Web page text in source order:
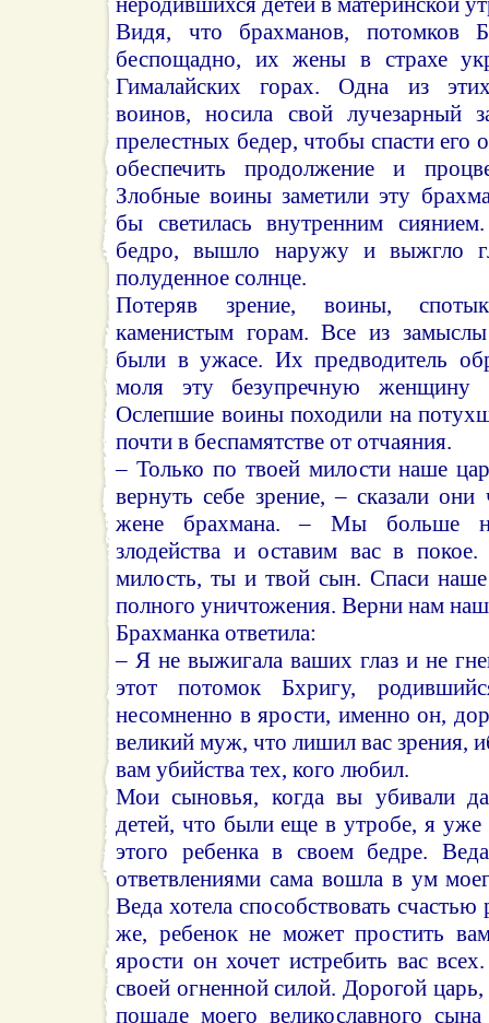
Видя, что брахманов, потомков
беспощадно, их жены в страхе
Гималайских горах. Одна из
воинов, носила свой лучезарный
прелестных бедер, чтобы спасти его
обеспечить продолжение и
Злобные воины заметили эту
бы светилась внутренним
бедро, вышло наружу и выжгло
полуденное солнце.
Потеряв зрение, воины,
каменистым горам. Все из
были в ужасе. Их предводитель
моля эту безупречную женщину
Ослепшие воины походили на
почти в беспамятстве от отчаяния.
– Только по твоей милости наше
вернуть себе зрение, – сказали
жене брахмана. – Мы больше
злодейства и оставим вас в
милость, ты и твой сын. Спаси наше
полного уничтожения. Верни нам
Брахманка ответила:
– Я не выжигала ваших глаз и не
этот потомок Бхригу,
несомненно в ярости, именно он,
великий муж, что лишил вас зрения,
вам убийства тех, кого любил.
Мои сыновья, когда вы убивали
детей, что были еще в утробе, я уже
этого ребенка в своем бедре.
ответвлениями сама вошла в ум
Веда хотела способствовать
же, ребенок не может простить
ярости он хочет истребить вас
своей огненной силой. Дорогой
пощаде моего великославного